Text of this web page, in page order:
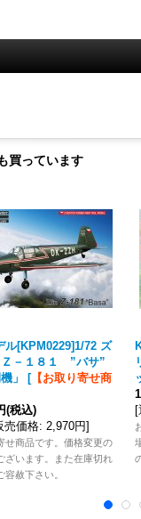
買っています
ル[KPM0229]1/72 ズ
－１８１ ”バサ”
」
[【お取り寄せ商
(税込)
売価格: 2,970円]
せ商品です。価格変更の
ざいます。また在庫切れ
容赦下さい。
[